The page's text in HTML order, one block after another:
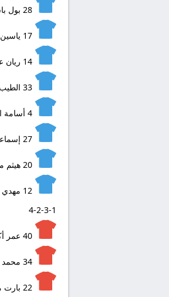
28 بول
17
14 ريان
33
4 أسامة
27
20 هيثم
12 مهدي
4-2-3-1
40 عمر
34 محمد
22 بارت